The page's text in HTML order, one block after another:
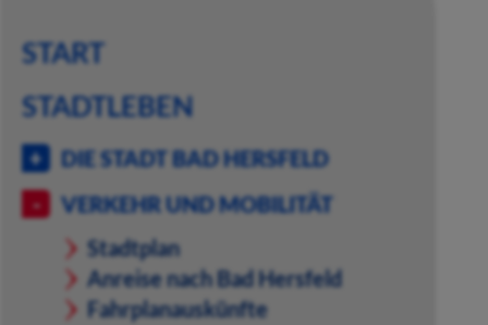
START
STADTLEBEN
DIE STADT BAD HERSFELD
VERKEHR UND MOBILITÄT
Stadtplan
Anreise nach Bad Hersfeld
Fahrplanauskünfte